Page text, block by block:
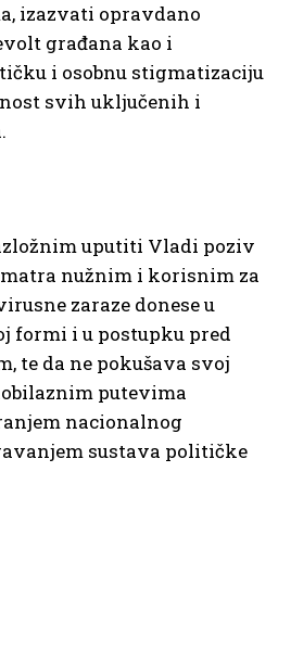
izazvati opravdano
građana kao i
i osobnu stigmatizaciju
svih uključenih i
uputiti Vladi poziv
nužnim i korisnim za
zaraze donese u
formi i u postupku pred
te da ne pokušava svoj
putevima
nacionalnog
sustava političke